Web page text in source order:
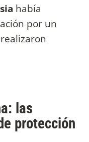
había
por un
las
protección